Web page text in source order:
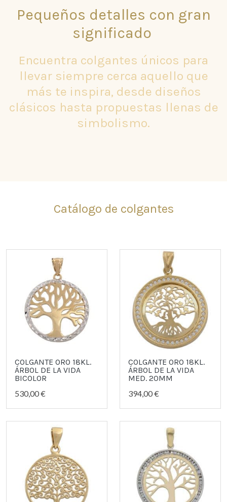
Pequeños detalles con gran
significado
Encuentra colgantes únicos para
llevar siempre cerca aquello que
más te inspira, desde diseños
clásicos hasta propuestas llenas de
simbolismo.
Catálogo de colgantes
COLGANTE ORO 18KL.
ÁRBOL DE LA VIDA
BICOLOR
530,00 €
COLGANTE ORO 18KL.
ÁRBOL DE LA VIDA
MED. 20MM
394,00 €